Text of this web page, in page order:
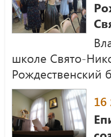
школе Свято-
Рождественский
16